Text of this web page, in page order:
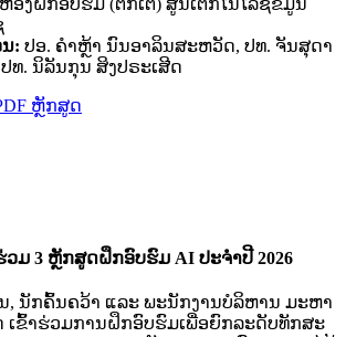
ຫ້ອງຝຶກອົບຮົມ (ຕຶກເຕ) ສູນເຕັກໂນໂລຊີຂໍ້ມູນ
: ປອ. ຄໍາຫຼ້າ ນົນອາລິນສະຫວັດ, ປທ. ຈັນສຸດາ
ທ. ນິລັນກຸນ ສິງປຣະເສີດ
ຫຼັກສູດ
ມ 3 ຫຼັກສູດຝຶກອົບຮົມ AI ປະຈຳປີ 2026
, ນັກຄົ້ນຄວ້າ ແລະ ພະນັກງານບໍລິຫານ ມະຫາ
ເຂົ້າຮ່ວມການຝຶກອົບຮົມເພື່ອຍົກລະດັບທັກສະ